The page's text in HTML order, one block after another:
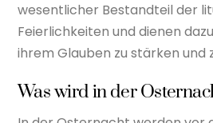
wesentlicher Bestandteil der
Feierlichkeiten und dienen
ihrem Glauben zu stärken und
Was wird in der